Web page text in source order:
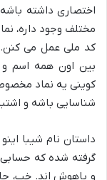
اختصاری داشته
کد ملی عمل می کنن.
بین اون همه اسم
کوینی یه نماد
شناسایی باشه و
داستان نام شیبا
گرفته شده که
و باهوش اند. خب،